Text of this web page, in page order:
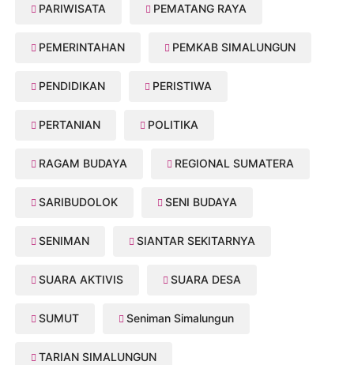
PARIWISATA PEMATANG RAYA
PEMERINTAHAN PEMKAB SIMALUNGUN
PENDIDIKAN PERISTIWA
PERTANIAN POLITIKA
RAGAM BUDAYA REGIONAL SUMATERA
SARIBUDOLOK SENI BUDAYA
SENIMAN SIANTAR SEKITARNYA
SUARA AKTIVIS SUARA DESA
SUMUT Seniman Simalungun
TARIAN SIMALUNGUN